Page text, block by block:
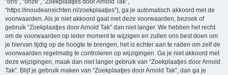
“ons”, “onze”, “Zoekplaatjes door Arnold Tak”,
“https://inoudeansichten.nl/zoekplaatjes”), ga je automatisch akkoord met de
voorwaarden. Als je niet akkoord gaat met deze voorwaarden, bezoek of
gebruik “Zoekplaatjes door Arnold Tak” dan niet langer. We hebben het recht
om de voorwaarden op ieder moment te wijzigen en zullen ons best doen om
je hiervan tijdig op de hoogte te brengen, het is echter aan te raden om zelf de
voorwaarden regelmatig te controleren op wijzigingen. Ga je niet akkoord met
deze wijzigingen, maak dan niet langer gebruik van “Zoekplaatjes door Arnold
Tak”. Blijf je gebruik maken van “Zoekplaatjes door Arnold Tak”, dan ga je